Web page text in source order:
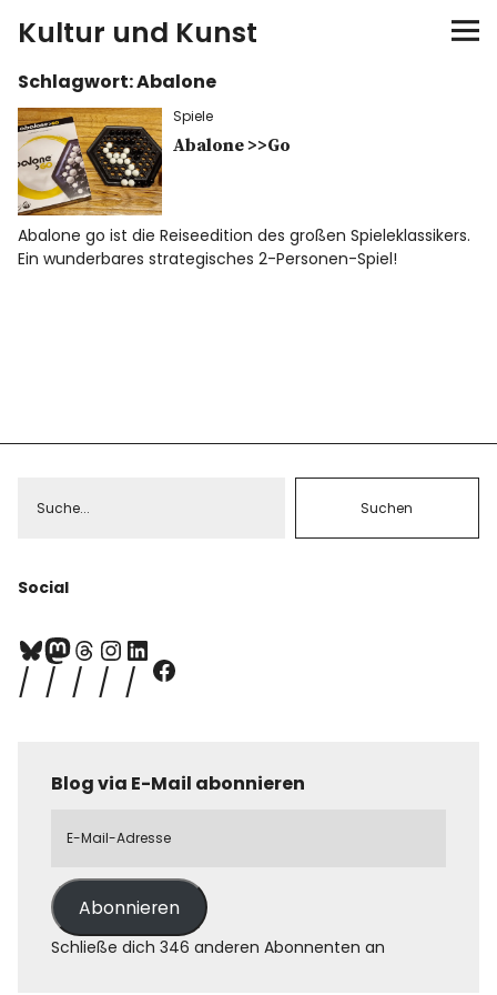
Kultur und Kunst
kultur & kunst
Ausstellungen
Spiele
Konzerte
Über mich
Schlagwort:Abalone
Spiele
Abalone >>Go
Abalone go ist die Reiseedition des großen Spieleklassikers.
Ein wunderbares strategisches 2-Personen-Spiel!
Social
Blog via E-Mail abonnieren
Abonnieren
Schließe dich 346 anderen Abonnenten an